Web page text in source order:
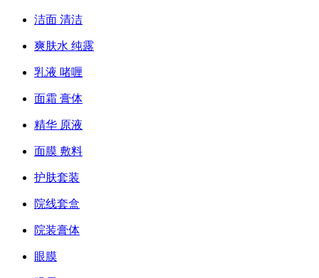
洁面 清洁
爽肤水 纯露
乳液 啫喱
面霜 膏体
精华 原液
面膜 敷料
护肤套装
院线套盒
院装膏体
眼膜